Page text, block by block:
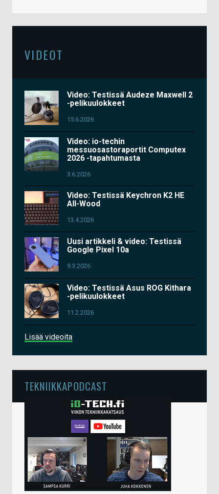
VIDEOT
Video: Testissä Audeze Maxwell 2
-pelikuulokkeet
15.6.2026
Video: io-techin
messuosastoraportit Computex
2026 -tapahtumasta
3.6.2026
Video: Testissä Keychron K2 HE
All-Wood
13.4.2026
Uusi artikkeli & video: Testissä
Google Pixel 10a
9.3.2026
Video: Testissä Asus ROG Kithara
-pelikuulokkeet
11.2.2026
Lisää videoita
TEKNIIKKAPODCAST